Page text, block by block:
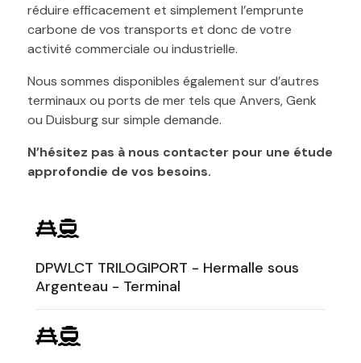
réduire efficacement et simplement l’emprunte
carbone de vos transports et donc de votre
activité commerciale ou industrielle.
Nous sommes disponibles également sur d’autres
terminaux ou ports de mer tels que Anvers, Genk
ou Duisburg sur simple demande.
N’hésitez pas à nous contacter pour une étude
approfondie de vos besoins.
DPWLCT TRILOGIPORT - Hermalle sous
Argenteau - Terminal